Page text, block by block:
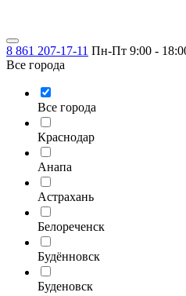
8 861 207-17-11 Пн-Пт 9:00 -
Все города
Все города
Краснодар
Анапа
Астрахань
Белореченск
Будённовск
Буденовск